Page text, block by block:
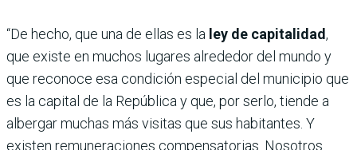
“De hecho, que una de ellas es la ley de capitalidad,
que existe en muchos lugares alrededor del mundo y
que reconoce esa condición especial del municipio que
es la capital de la República y que, por serlo, tiende a
albergar muchas más visitas que sus habitantes. Y
existen remuneraciones compensatorias. Nosotros